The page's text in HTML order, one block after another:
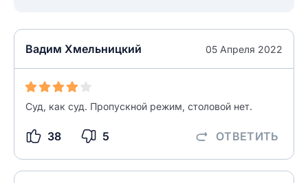
Вадим Хмельницкий 05 Апреля 2022
Суд, как суд. Пропускной режим, столовой нет.
38 5 ОТВЕТИТЬ